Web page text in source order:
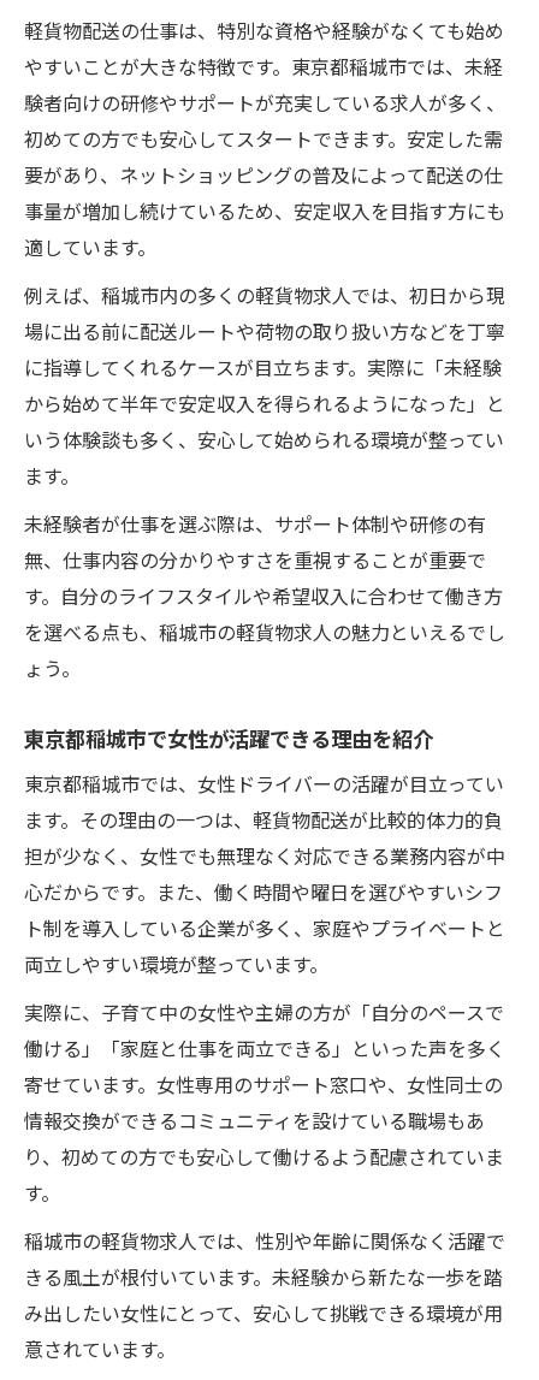
軽貨物配送の仕事は、特別な資格や経験がなくても始め
やすいことが大きな特徴です。東京都稲城市では、未経
験者向けの研修やサポートが充実している求人が多く、
初めての方でも安心してスタートできます。安定した需
要があり、ネットショッピングの普及によって配送の仕
事量が増加し続けているため、安定収入を目指す方にも
適しています。
例えば、稲城市内の多くの軽貨物求人では、初日から現
場に出る前に配送ルートや荷物の取り扱い方などを丁寧
に指導してくれるケースが目立ちます。実際に「未経験
から始めて半年で安定収入を得られるようになった」と
いう体験談も多く、安心して始められる環境が整ってい
ます。
未経験者が仕事を選ぶ際は、サポート体制や研修の有
無、仕事内容の分かりやすさを重視することが重要で
す。自分のライフスタイルや希望収入に合わせて働き方
を選べる点も、稲城市の軽貨物求人の魅力といえるでし
ょう。
東京都稲城市で女性が活躍できる理由を紹介
東京都稲城市では、女性ドライバーの活躍が目立ってい
ます。その理由の一つは、軽貨物配送が比較的体力的負
担が少なく、女性でも無理なく対応できる業務内容が中
心だからです。また、働く時間や曜日を選びやすいシフ
ト制を導入している企業が多く、家庭やプライベートと
両立しやすい環境が整っています。
実際に、子育て中の女性や主婦の方が「自分のペースで
働ける」「家庭と仕事を両立できる」といった声を多く
寄せています。女性専用のサポート窓口や、女性同士の
情報交換ができるコミュニティを設けている職場もあ
り、初めての方でも安心して働けるよう配慮されていま
す。
稲城市の軽貨物求人では、性別や年齢に関係なく活躍で
きる風土が根付いています。未経験から新たな一歩を踏
み出したい女性にとって、安心して挑戦できる環境が用
意されています。